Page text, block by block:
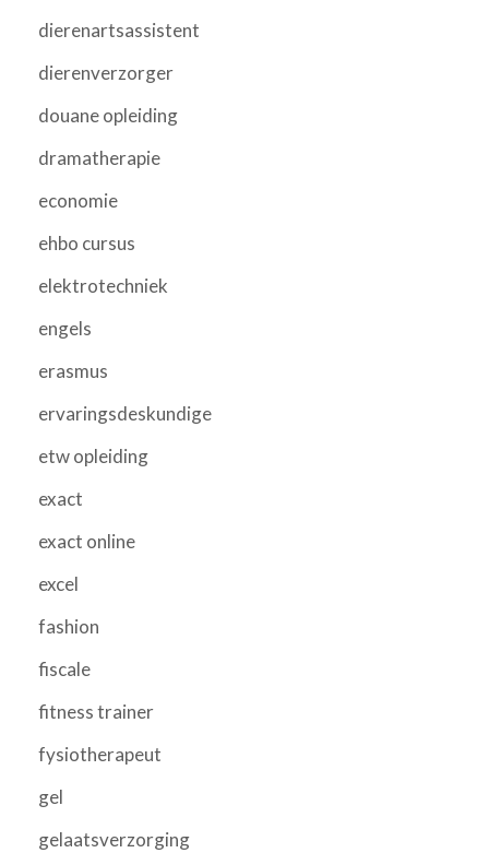
dierenartsassistent
dierenverzorger
douane opleiding
dramatherapie
economie
ehbo cursus
elektrotechniek
engels
erasmus
ervaringsdeskundige
etw opleiding
exact
exact online
excel
fashion
fiscale
fitness trainer
fysiotherapeut
gel
gelaatsverzorging